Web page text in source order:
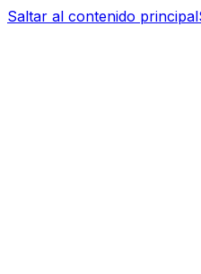
Saltar al contenido principal